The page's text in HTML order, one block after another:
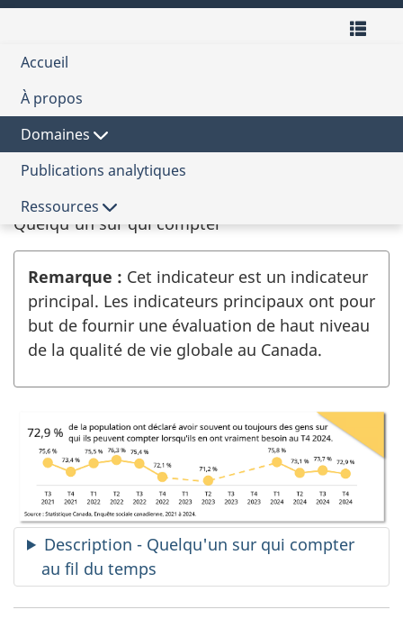
Accueil
de
qualité
de
À propos
Cadre
de
de
vie
le
Canada
Domaines
Publications analytiques
Ressources
Domaine
Société
Sous-domaine
Cohésion sociale et rapports sociaux
Indicateur
Quelqu'un sur qui compter
Remarque : Cet indicateur est un indicateur
principal. Les indicateurs principaux ont pour
but de fournir une évaluation de haut niveau
de la qualité de vie globale au Canada.
Description - Quelqu'un sur qui compter
au fil du temps